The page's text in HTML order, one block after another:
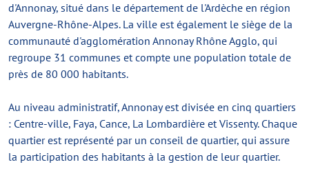
d'Annonay, situé dans le département de l'Ardèche en région
Auvergne-Rhône-Alpes. La ville est également le siège de la
communauté d'agglomération Annonay Rhône Agglo, qui
regroupe 31 communes et compte une population totale de
près de 80 000 habitants.
Au niveau administratif, Annonay est divisée en cinq quartiers
: Centre-ville, Faya, Cance, La Lombardière et Vissenty. Chaque
quartier est représenté par un conseil de quartier, qui assure
la participation des habitants à la gestion de leur quartier.